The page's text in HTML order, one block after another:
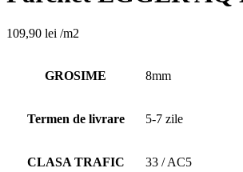
109,90 lei /m2
GROSIME 8mm
Termen de livrare 5-7 zile
CLASA TRAFIC 33 / AC5